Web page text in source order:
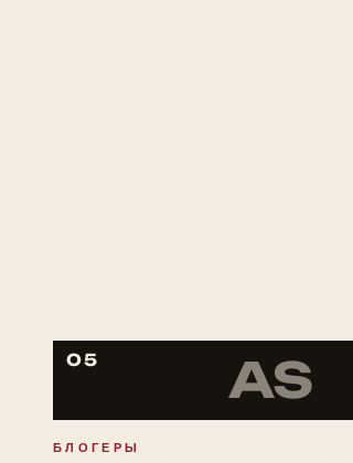
05 AS
БЛОГЕРЫ